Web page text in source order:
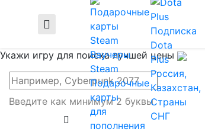
Ваучеры
Steam
Подарочные
карты
для
пополнения
Подписка
Dota
Plus
Россия,
Казахстан,
Страны
СНГ
Укажи игру для поиска лучшей цены
Введите как минимум 2 буквы